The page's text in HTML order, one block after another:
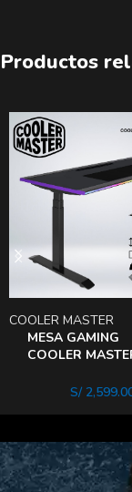
Productos
MESA GAMING
COOLER
ELECTRICO
COOLER MASTER
S/